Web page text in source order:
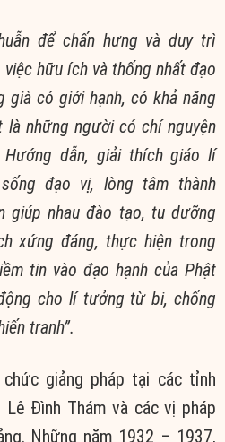
để chấn hưng và duy trì
hữu ích và thống nhất đạo
già có giới hạnh, có khả năng
những người có chí nguyện
dẫn, giải thích giáo lí
đạo vị, lòng tâm thành
giúp nhau đào tạo, tu dưỡng
xứng đáng, thực hiện trong
tin vào đạo hạnh của Phật
cho lí tưởng từ bi, chống
tranh”.
giảng pháp tại các tỉnh
Lê Đình Thám và các vị pháp
Những năm 1932 – 1937,